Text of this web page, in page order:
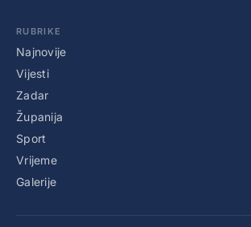
RUBRIKE
Najnovije
Vijesti
Zadar
Županija
Sport
Vrijeme
Galerije